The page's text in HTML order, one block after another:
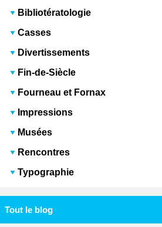
Bibliotératologie
Casses
Divertissements
Fin-de-Siècle
Fourneau et Fornax
Impressions
Musées
Rencontres
Typographie
Tout le blog